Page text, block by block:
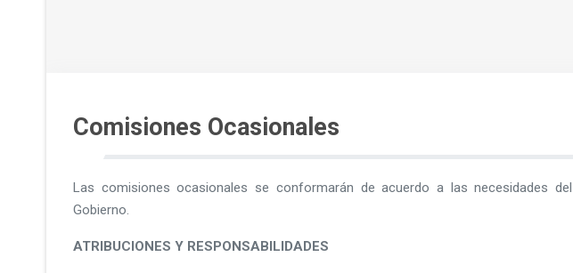
Comisiones Ocasionales
Las comisiones ocasionales se conformarán de acuerdo a las necesidades del
Gobierno.
ATRIBUCIONES Y RESPONSABILIDADES